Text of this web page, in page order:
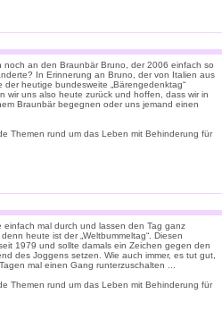
noch an den Braunbär Bruno, der 2006 einfach so
In Erinnerung an Bruno, der von Italien aus
der heutige bundesweite „Bärengedenktag“
wir uns also heute zurück und hoffen, dass wir in
Braunbär begegnen oder uns jemand einen
Themen rund um das Leben mit Behinderung für
einfach mal durch und lassen den Tag ganz
heute ist der „Weltbummeltag“. Diesen
1979 und sollte damals ein Zeichen gegen den
des Joggens setzen. Wie auch immer, es tut gut,
mal einen Gang runterzuschalten ...
Themen rund um das Leben mit Behinderung für